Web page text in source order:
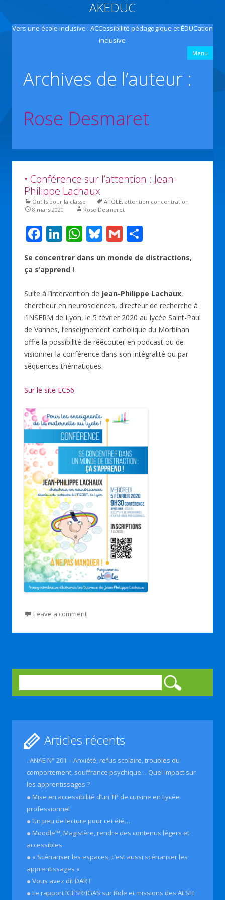
AKEDUC
Vers une école inclusive : ACCessibilité pédagogique et ÉDUCation
inclusive
Menu
Archives de l’auteur :
Rose Desmaret
• Conférence sur l’attention : Jean-
Philippe Lachaux
Outils pour la classe ATOLE, attention concentration
8 mars 2020
Rose Desmaret
F
e
o
o
k
Li
n
k
dI
n
W
at
A
p
p
Bl
e
y
G
m
ai
ar
ta
er
Se concentrer dans un monde de distractions,
ça s’apprend !
Suite à l’intervention de Jean-Philippe Lachaux,
chercheur en neurosciences, directeur de recherche à
l’INSERM de Lyon, le 5 février 2020 au lycée Saint-Paul
de Vannes, l’enseignement catholique du Morbihan
offre la possibilité de réécouter en podcast ou de
visionner la conférence dans son intégralité ou par
séquences thématiques.
Sur le site EC56
Leave a comment
Articles récents
. ANAE N° 201 – Anxiété, refus scolaire, troubles du
comportement, souffrance psychique… Quel impact sur
les apprentissages ?
● Mise en accessibilité d’un TP de cuisine en Lycée
professionnel
● Un peu de lecture pour cet été…
● Moodle™, Magistère, rendre des contenus légers et
accessibles
● « Scénariser les espaces, c’est aussi scénariser les
apprentissages «
● Vous avez dit DAR !
● Le rapport IGESR/IGAS sur Role et missions des AESH